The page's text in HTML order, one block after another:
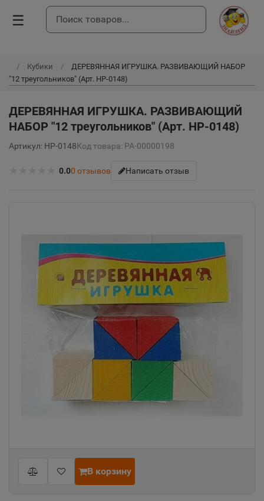
☰
Кубики
ДЕРЕВЯННАЯ ИГРУШКА. РАЗВИВАЮЩИЙ НАБОР
"12 треугольников" (Арт. НР-0148)
ДЕРЕВЯННАЯ ИГРУШКА. РАЗВИВАЮЩИЙ
НАБОР "12 треугольников" (Арт. НР-0148)
Артикул: НР-0148Код товара: РА-00000198
0.00 отзывов Написать отзыв
В корзину